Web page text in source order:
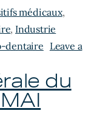
médicaux,
, Industrie
dentaire Leave a
: le
du